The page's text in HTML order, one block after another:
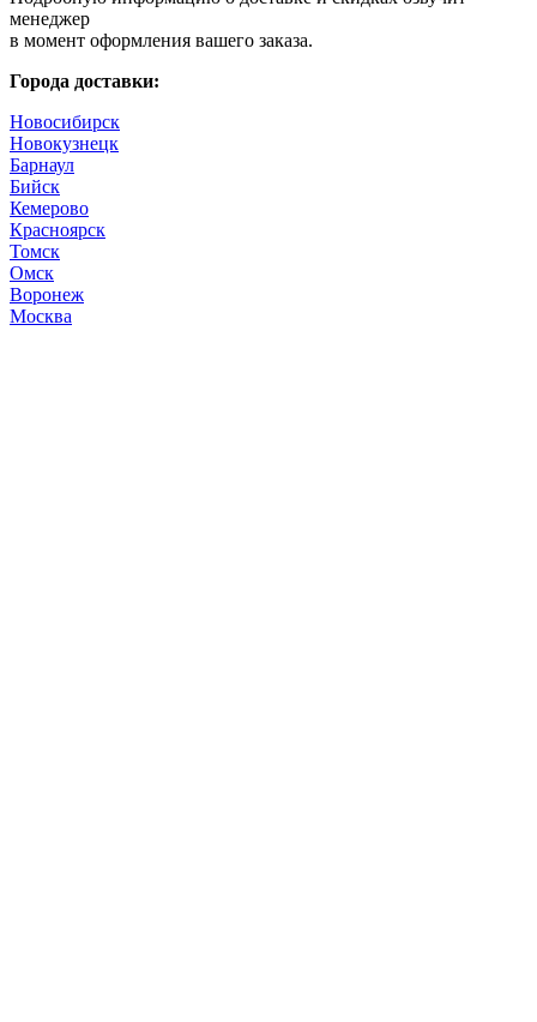
менеджер
в момент оформления вашего заказа.
Города доставки:
Новосибирск
Новокузнецк
Барнаул
Бийск
Кемерово
Красноярск
Томск
Омск
Воронеж
Москва